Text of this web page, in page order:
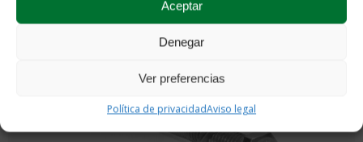
Aceptar
Denegar
Ver preferencias
Política de privacidadAviso legal